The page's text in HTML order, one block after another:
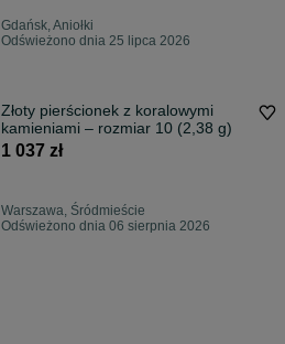
Gdańsk, Aniołki
Odświeżono dnia 25 lipca 2026
Złoty pierścionek z koralowymi
kamieniami – rozmiar 10 (2,38 g)
1 037 zł
Warszawa, Śródmieście
Odświeżono dnia 06 sierpnia 2026